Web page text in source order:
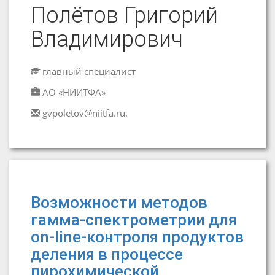
Полётов Григорий
Владимирович
главный специалист
АО «НИИТФА»
gvpoletov@niitfa.ru.
Возможности методов
гамма-спектрометрии для
on-line-контроля продуктов
деления в процессе
пирохимической